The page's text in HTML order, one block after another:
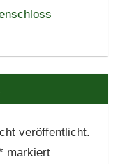
veröffentlicht.
markiert